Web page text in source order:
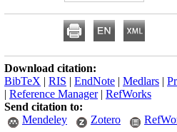
Download citation:
BibTeX | RIS | EndNote | Medlars |
| Reference Manager| RefWorks
Send citation to:
Mendeley
Zotero